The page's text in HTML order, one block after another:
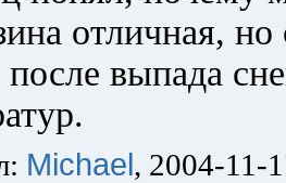
отличная,
после выпада
Michael, 2004-11-